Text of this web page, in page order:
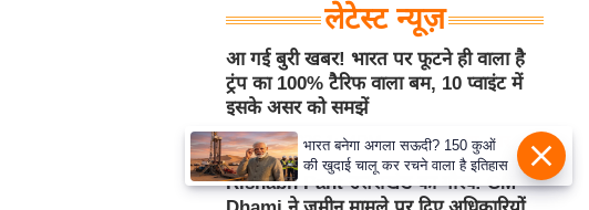
लेटेस्ट न्यूज़
आ गई बुरी खबर! भारत पर फूटने ही वाला है
ट्रंप का 100% टैरिफ वाला बम, 10 प्वाइंट में
इसके असर को समझें
Aug 08, 2026 1:14PM एम. आर. आई
Rishabh Pant उत्तराखंड का गौरव! CM
भारत बनेगा अगला सऊदी? 150 कुओं
की खुदाई चालू कर रचने वाला है इतिहास